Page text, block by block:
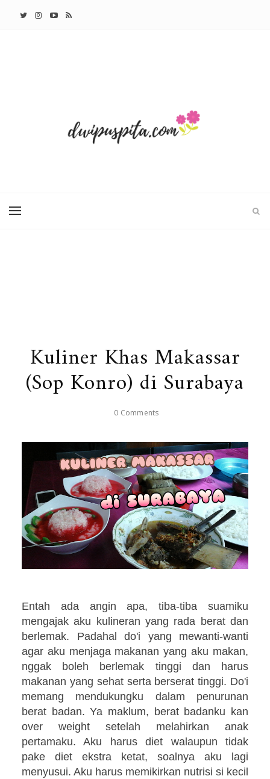
Kuliner Khas Makassar
(Sop Konro) di Surabaya
0 Comments
Entah ada angin apa, tiba-tiba suamiku
mengajak aku kulineran yang rada berat dan
berlemak. Padahal do'i yang mewanti-wanti
agar aku menjaga makanan yang aku makan,
nggak boleh berlemak tinggi dan harus
makanan yang sehat serta berserat tinggi. Do'i
memang mendukungku dalam penurunan
berat badan. Ya maklum, berat badanku kan
over weight setelah melahirkan anak
pertamaku. Aku harus diet walaupun tidak
pake diet ekstra ketat, soalnya aku lagi
menyusui. Aku harus memikirkan nutrisi si kecil